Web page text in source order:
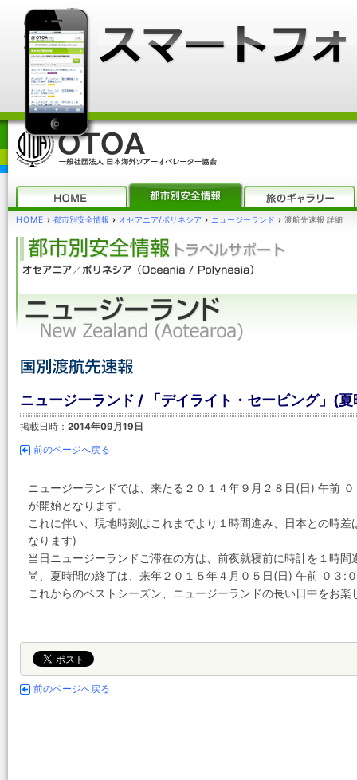
HOME › 都市別安全情報 › オセアニア/ポリネシア › ニュージーランド › 渡航先速報 詳細
ニュージーランド / 「デイライト・セービング」(
掲載日時： 2014年09月19日
前のページへ戻る
ニュージーランドでは、来たる２０１４年９月２８日(日) 午前
が開始となります。
これに伴い、現地時刻はこれまでより１時間進み、日本との時
なります)
当日ニュージーランドご滞在の方は、前夜就寝前に時計を１時
尚、夏時間の終了は、来年２０１５年４月０５日(日) 午前 ０３:
これからのベストシーズン、ニュージーランドの長い日中をお楽
前のページへ戻る